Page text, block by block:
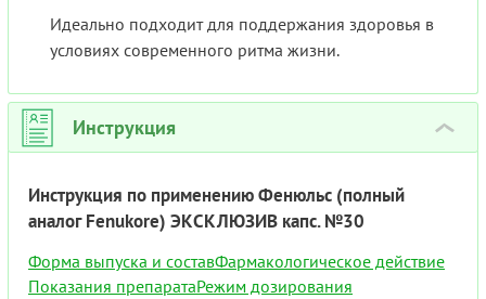
Идеально подходит для поддержания здоровья в
условиях современного ритма жизни.
Инструкция ›
Инструкция по применению Фенюльс (полный
аналог Fenukore) ЭКСКЛЮЗИВ капс. №30
Форма выпуска и составФармакологическое действие
Показания препаратаРежим дозирования